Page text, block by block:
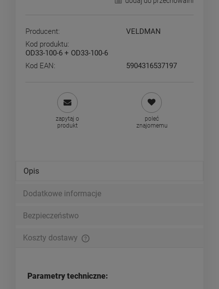
Producent:
VELDMAN
Kod produktu:
OD33-100-6 + OD33-100-6
Kod EAN:
5904316537197
zapytaj o
produkt
poleć
znajomemu
Opis
Dodatkowe informacje
Bezpieczeństwo
Koszty dostawy
Parametry techniczne: